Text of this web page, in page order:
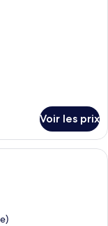
Voir les prix
d’hôtel avec deux lits,